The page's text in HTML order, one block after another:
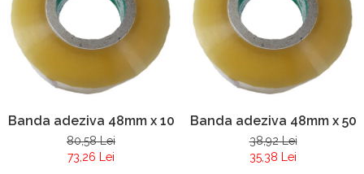
Banda adeziva 48mm x 1000 m
80,58 Lei
73,26 Lei
Banda adeziva 48mm x
38,92 Lei
35,38 Lei